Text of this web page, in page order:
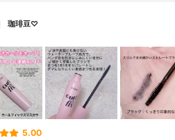
珈琲豆♡
5.00